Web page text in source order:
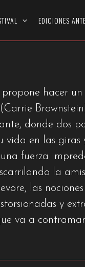
EDICIONES
hacer un
donde dos
en las giras
fuerza
la
las
y
va a